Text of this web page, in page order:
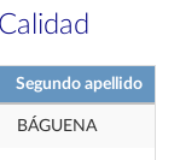
Segundo apellido
BÁGUENA